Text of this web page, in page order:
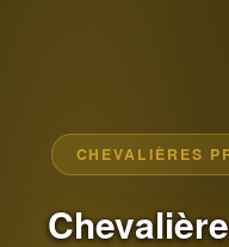
CHEVALIÈRES